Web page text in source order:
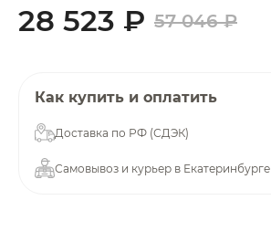
28 523 ₽ 57 046 ₽
Как купить и оплатить
Доставка по РФ (СДЭК)
Самовывоз и курьер в Екатеринбурге
в корзину